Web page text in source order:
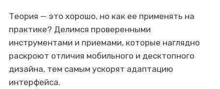
Теория — это хорошо, но как ее применять на
практике? Делимся проверенными
инструментами и приемами, которые наглядно
раскроют отличия мобильного и десктопного
дизайна, тем самым ускорят адаптацию
интерфейса.